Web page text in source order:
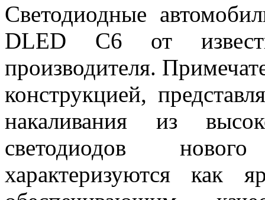
Светодиодные
DLED C6 от
производителя.
конструкцией,
накаливания из
светодиодов
характеризуются